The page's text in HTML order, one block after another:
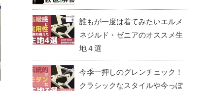
誰もが一度は着てみたいエルメ
ネジルド・ゼニアのオススメ生
地４選
今季一押しのグレンチェック！
クラシックなスタイルや今っぽ